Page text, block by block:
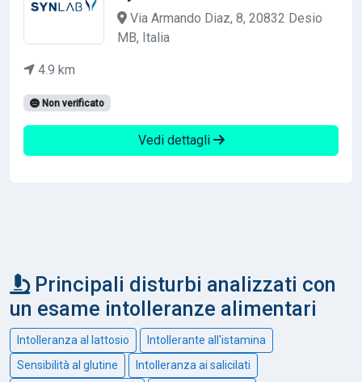
Via Armando Diaz, 8, 20832 Desio
MB, Italia
4.9 km
Non verificato
Vedi dettagli
Principali disturbi analizzati con
un esame intolleranze alimentari
Intolleranza al lattosio
Intollerante all'istamina
Sensibilità al glutine
Intolleranza ai salicilati